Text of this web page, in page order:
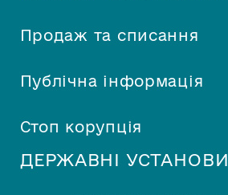
Продаж та списання
Публічна інформація
Стоп корупція
ДЕРЖАВНІ УСТАНОВИ